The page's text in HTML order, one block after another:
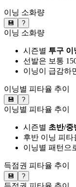
이닝 소화량
💾 ?
이닝 소화량
시즌별 투구 이
선발은 보통
이닝이 급감하
이닝별 피타율 추이
💾 ?
이닝별 피타율 추이
시즌별 초반/중
후반 이닝 피
이닝별 패턴으
득점권 피타율 추이
💾 ?